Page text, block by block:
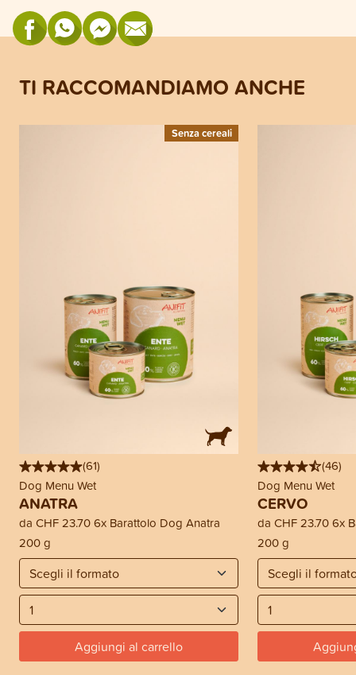
TI RACCOMANDIAMO ANCHE
Senza cereali
(61)
Dog Menu Wet
ANATRA
da CHF 23.706x Barattolo Dog Anatra
200 g
Aggiungi al carrello
(46)
Dog Menu Wet
CERVO
da CHF 23.706x
200 g